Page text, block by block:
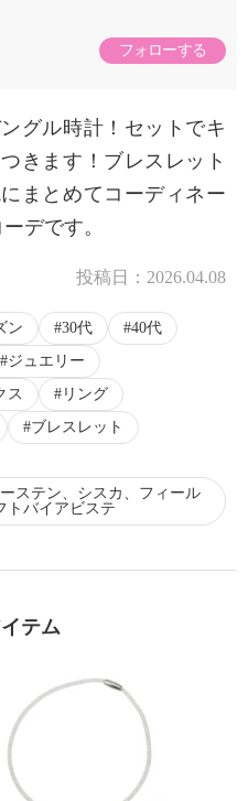
フォローする
グル時計！セットでキ
きます！ブレスレット
まとめてコーディネー
デです。
投稿日： 2026.04.08
ン 30代
40代
ジュエリー
ス
リング
ブレスレット
ステン、シスカ、フィール
トバイアビステ
テム